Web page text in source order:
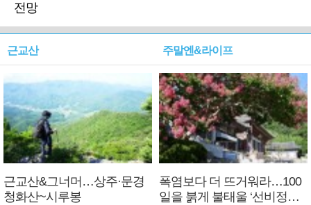
전망
근교산
근교산&그너머…상주·문경
청화산~시루봉
주말엔&라이프
폭염보다 더 뜨거워라…100
일을 붉게 불태울 ‘선비정신’